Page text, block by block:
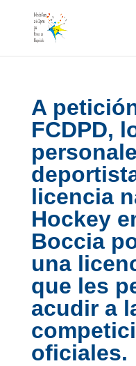
content
A
FCDPD,
licencia
Hockey
Boccia
una
que les
acudir a
oficiales.